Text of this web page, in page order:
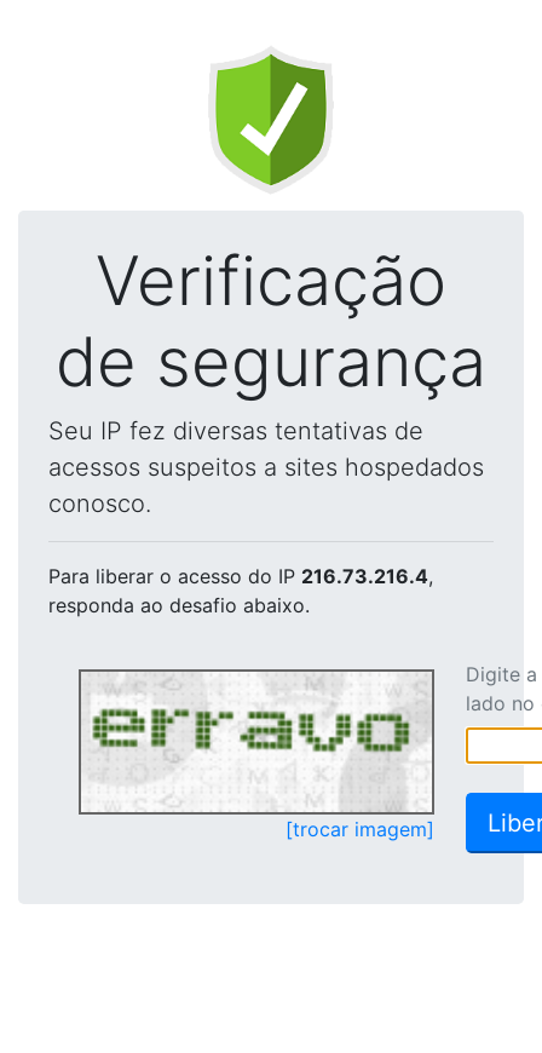
Verificação
de segurança
Seu IP fez diversas tentativas de
acessos suspeitos a sites hospedados
conosco.
Para liberar o acesso do IP 216.73.216.4,
responda ao desafio abaixo.
[trocar imagem]
Digite
lado no